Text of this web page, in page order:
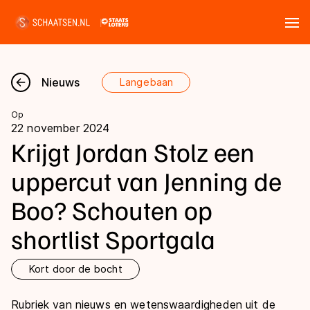
Nieuws
Kalender
Disciplines
Marathon
Langebaan
Shorttrack
Uitslagen
Shorttrack
Marathon
Tijden & historie
Ranglijsten Langebaan
Nieuws Langebaan
Op
22 november 2024
Krijgt Jordan Stolz een
uppercut van Jenning de
Boo? Schouten op
shortlist Sportgala
Kort door de bocht
Rubriek van nieuws en wetenswaardigheden uit de